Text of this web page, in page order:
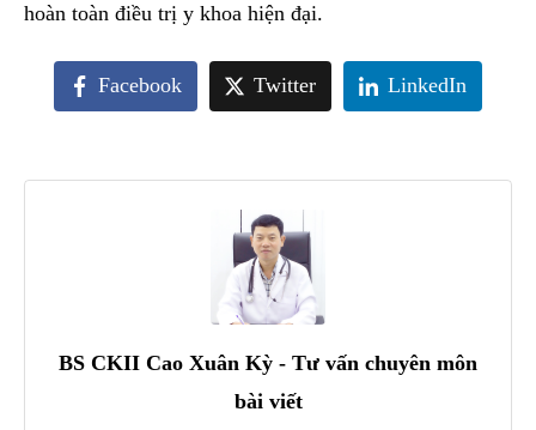
hoàn toàn điều trị y khoa hiện đại.
Facebook Twitter LinkedIn
BS CKII Cao Xuân Kỳ - Tư vấn chuyên môn
bài viết